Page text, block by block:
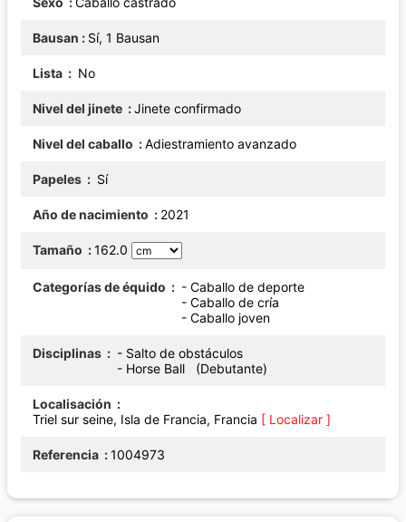
Bausan Sí, 1 Bausan
Lista No
Nivel del jinete Jinete confirmado
Nivel del caballo Adiestramiento avanzado
Papeles Sí
Año de nacimiento 2021
Tamaño 162.0
Categorías de équido
- Caballo de deporte
- Caballo de cría
- Caballo joven
Disciplinas
- Salto de obstáculos
- Horse Ball (Debutante)
Localisación
Triel sur seine, Isla de Francia, Francia [ Localizar ]
Referencia 1004973